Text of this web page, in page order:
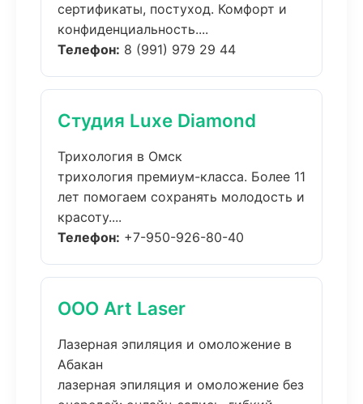
сертификаты, постуход. Комфорт и
конфиденциальность....
Телефон: 8 (991) 979 29 44
Студия Luxe Diamond
Трихология в Омск
трихология премиум-класса. Более 11
лет помогаем сохранять молодость и
красоту....
Телефон: +7-950-926-80-40
ООО Art Laser
Лазерная эпиляция и омоложение в
Абакан
лазерная эпиляция и омоложение без